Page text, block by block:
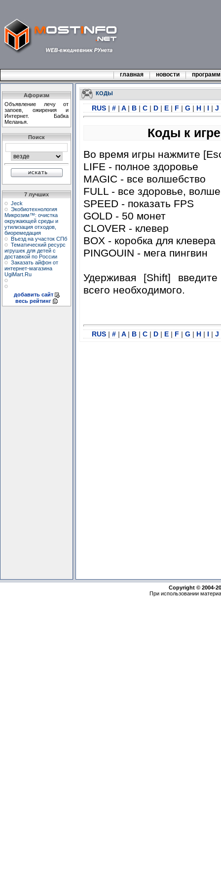
главная новости
Афоризм
Объявление лечу от
запоев, ожирения и
Интернет. Бабка
Меланья.
Поиск
7 лучших
Jeck
Экобиотехнология
Микрозим™: очистка
окружающей среды и
утилизация отходов,
биоремедация
Въезд на участок СПб
Тематический ресурс
игрушек для детей с
доставкой по России
Заказать айфон от
интернет-магазина
UgiMart.Ru
добавить сайт
весь рейтинг
КОДЫ
RUS | # | A | B | C | D | E | F | G | H | I | J
Коды к
Во время игры нажмите
LIFE - полное здоровье
MAGIC - все волшебство
FULL - все здоровье,
SPEED - показать FPS
GOLD - 50 монет
CLOVER - клевер
BOX - коробка для клевера
PINGOUIN - мега пингвин
Удерживая [Shift]
всего необходимого.
RUS | # | A | B | C | D | E | F | G | H | I | J
Copyright © 2004-
При использовании